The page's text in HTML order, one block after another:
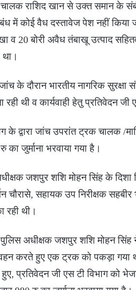
चालक राशिद खान से उक्त समान के
में कोई वैध दस्तावेज पेश नहीं किया
व 20 बोरी अवैध तंबाखू उत्पाद
था।
के दौरान भारतीय नागरिक
रही थी व कार्यवाही हेतु प्रतिवेदन
के द्वारा जांच उपरांत ट्रक चालक /
का जुर्माना भरवाया गया है।
जशपुर शशि मोहन सिंह के दिशा
चौरासे, सहायक उप निरीक्षक
रही थी।
पुलिस अधीक्षक जशपुर शशि मोहन
करते हुए एक ट्रक को पकड़ा
हुए, प्रतिवेदन जी एस टी विभाग को